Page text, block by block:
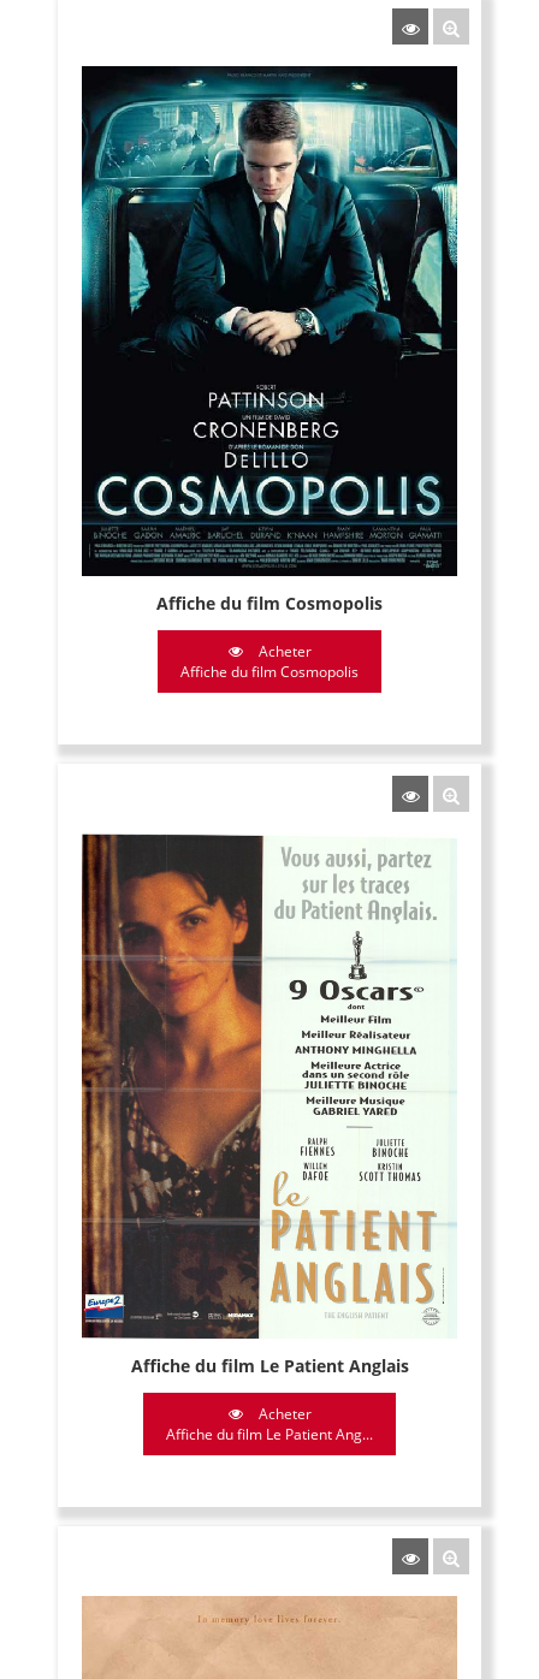
Affiche du film Cosmopolis
Acheter
Affiche du film Cosmopolis
Affiche du film Le Patient Anglais
Acheter
Affiche du film Le Patient Ang...